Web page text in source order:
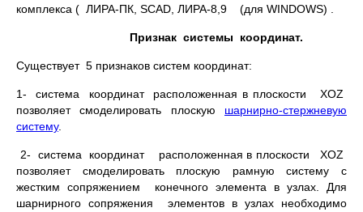
комплекса ( ЛИРА-ПК, SCAD, ЛИРА-8,9 (для WINDOWS) .
Признак системы координат.
Существует 5 признаков систем координат:
1- система координат расположенная в плоскости ХОZ
позволяет смоделировать плоскую шарнирно-стержневую
систему.
2- система координат расположенная в плоскости ХОZ
позволяет смоделировать плоскую рамную систему с
жестким сопряжением конечного элемента в узлах. Для
шарнирного сопряжения элементов в узлах необходимо